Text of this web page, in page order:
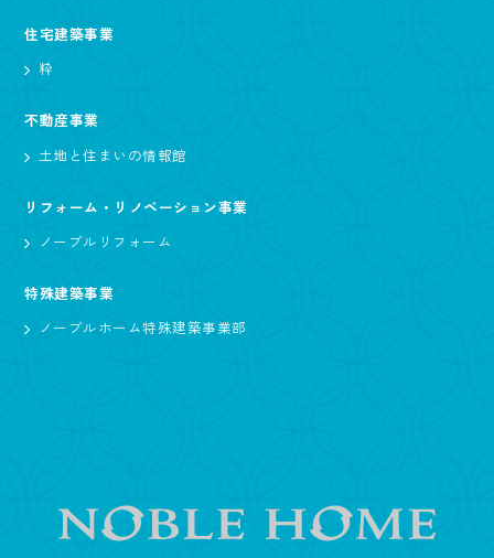
住宅建築事業
粋
不動産事業
土地と住まいの情報館
リフォーム・リノベーション事業
ノーブルリフォーム
特殊建築事業
ノーブルホーム特殊建築事業部